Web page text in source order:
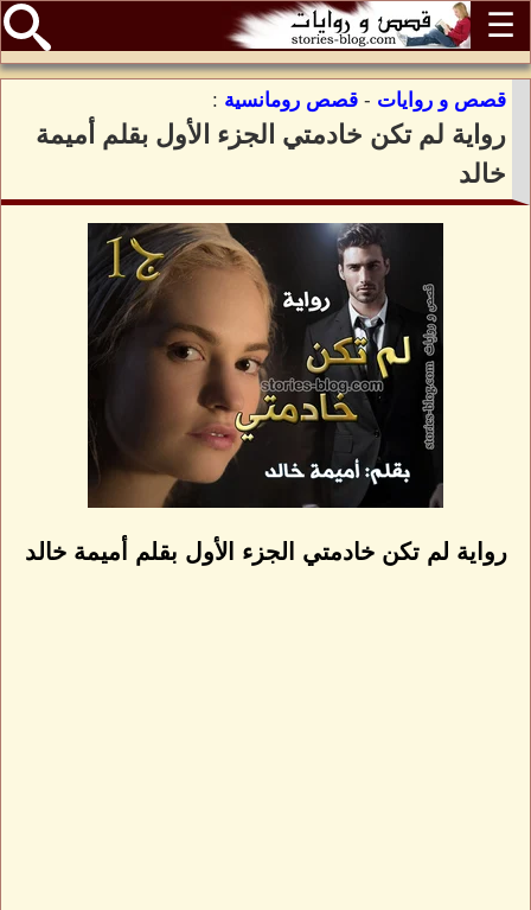
☰
قصص و روايات - قصص رومانسية :
رواية لم تكن خادمتي الجزء الأول بقلم أميمة
خالد
رواية لم تكن خادمتي الجزء الأول بقلم أميمة خالد